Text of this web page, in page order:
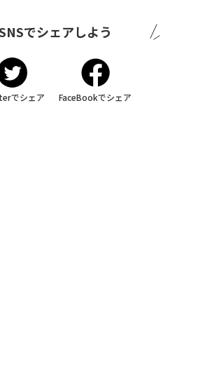
でシェアしよう
でシェア FaceBookでシェア